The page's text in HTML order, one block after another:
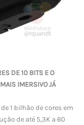
DE 10 BITS E O
IMERSIVO JÁ
1 bilhão de cores em
de até 5,3K a 60